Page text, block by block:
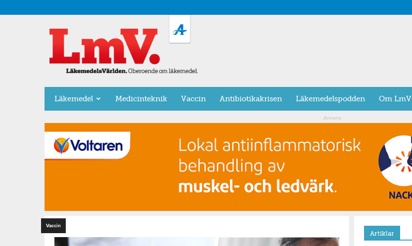
LäkemedelsVärlden
Läkemedel Medicinteknik Vaccin Antibiotikakrisen Läkemedelspodden Om LmV
Annons
Vaccin
Artiklar